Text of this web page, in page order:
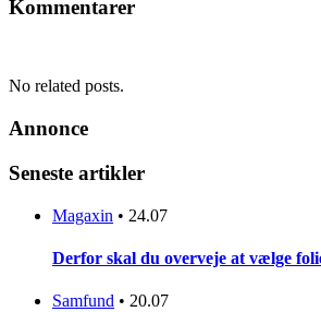
Kommentarer
No related posts.
Annonce
Seneste artikler
Magaxin • 24.07
Derfor skal du overveje at vælge
Samfund • 20.07